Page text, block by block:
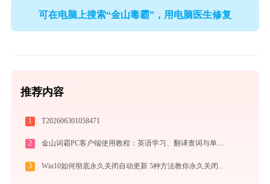
可在电脑上搜索“金山毒霸”，用电脑医生修复
推荐内容
1 T202606301058471
2 金山词霸PC客户端使用教程：英语学习、翻译查词与单词记忆的一站式语言助手
3 Win10如何彻底永久关闭自动更新 5种方法教你永久关闭win10自动更新